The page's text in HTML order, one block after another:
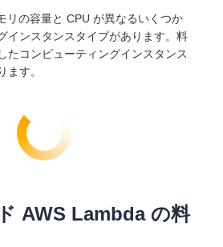
リの容量と CPU が異なるいくつか
インスタンスタイプがあります。料
たコンピューティングインスタンス
ます。
AWS Lambda の料